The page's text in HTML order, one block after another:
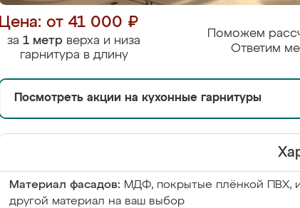
Цена: от 41 000 ₽
за 1 метр верха и низа
гарнитура в длину
Поможем
Ответим
Посмотреть акции на кухонные гарнитуры
Материал фасадов: МДФ, покрытые плёнкой ПВХ,
другой материал на ваш выбор